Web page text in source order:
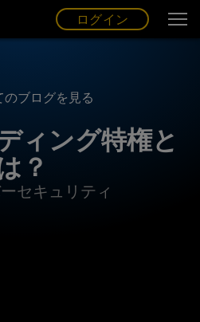
(JP)
ログイン
のブログを見る
ィング特権と
？
セキュリティ